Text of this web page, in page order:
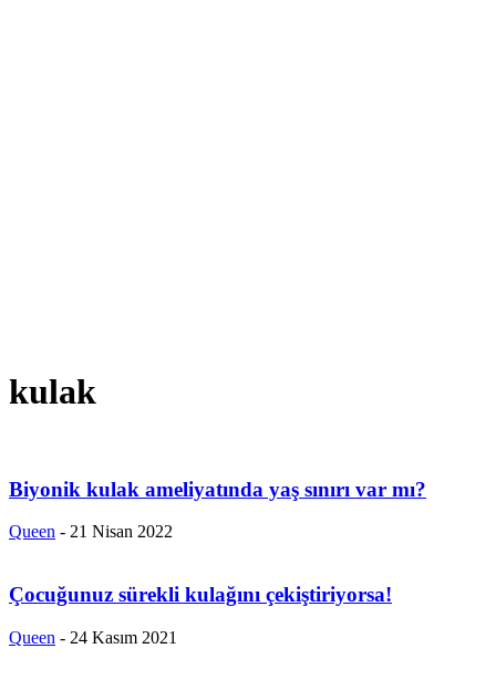
kulak
Biyonik kulak ameliyatında yaş sınırı var mı?
Queen - 21 Nisan 2022
Çocuğunuz sürekli kulağını çekiştiriyorsa!
Queen - 24 Kasım 2021